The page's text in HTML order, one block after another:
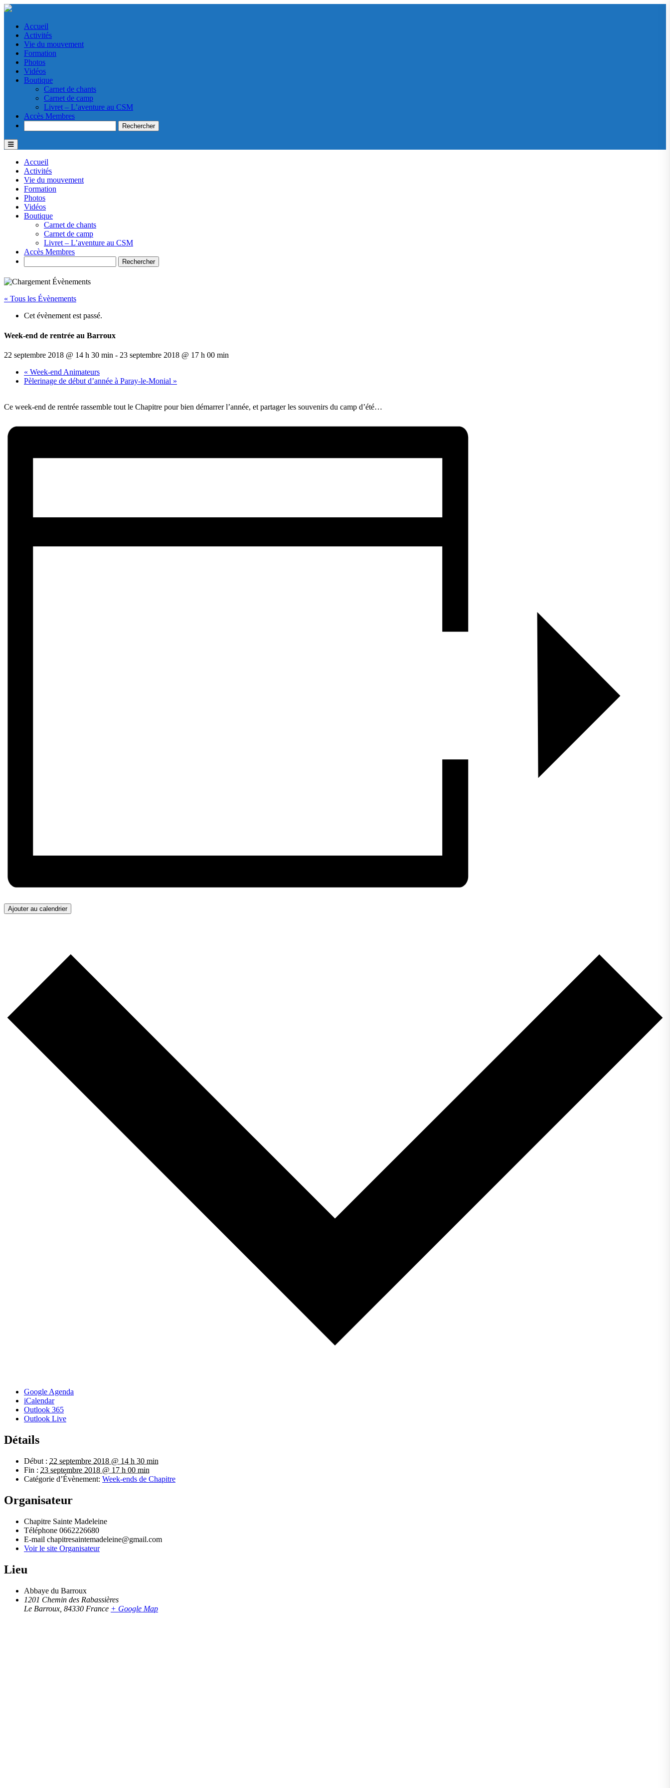
Accueil
Activités
Vie du mouvement
Formation
Photos
Vidéos
Boutique
Carnet de chants
Carnet de camp
Livret – L’aventure au CSM
Accès Membres
Accueil
Activités
Vie du mouvement
Formation
Photos
Vidéos
Boutique
Carnet de chants
Carnet de camp
Livret – L’aventure au CSM
Accès Membres
« Tous les Évènements
Cet évènement est passé.
Week-end de rentrée au Barroux
22 septembre 2018 @ 14 h 30 min - 23 septembre 2018 @ 17 h 00 min
« Week-end Animateurs
Pèlerinage de début d’année à Paray-le-Monial »
Ce week-end de rentrée rassemble tout le Chapitre pour bien démarrer l’année, et partager les souvenirs du camp d’été…
Ajouter au calendrier
Google Agenda
iCalendar
Outlook 365
Outlook Live
Détails
Début : 22 septembre 2018 @ 14 h 30 min
Fin : 23 septembre 2018 @ 17 h 00 min
Catégorie d’Évènement: Week-ends de Chapitre
Organisateur
Chapitre Sainte Madeleine
Téléphone 0662226680
E-mail chapitresaintemadeleine@gmail.com
Voir le site Organisateur
Lieu
Abbaye du Barroux
1201 Chemin des Rabassières
Le Barroux 84330 France + Google Map